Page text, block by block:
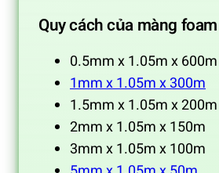
Quy cách của màng
0.5mm x 1.05m x 600m
1mm x 1.05m x 300m
1.5mm x 1.05m x 200m
2mm x 1.05m x 150m
3mm x 1.05m x 100m